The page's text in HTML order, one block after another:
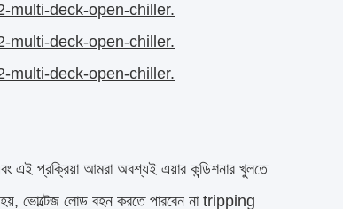
multi-deck-open-chiller.
multi-deck-open-chiller.
multi-deck-open-chiller.
এই প্রক্রিয়া আমরা অবশ্যই এয়ার কন্ডিশনার খুলতে
হয়, ভোল্টেজ লোড বহন করতে পারবেন না tripping